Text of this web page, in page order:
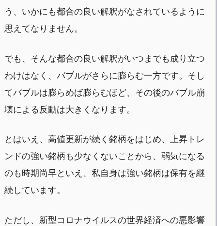
う、いかにも都合の良い解釈がなされているように
思えてなりません。
でも、そんな都合の良い解釈がいつまでも成り立つ
わけはなく、バブルがさらに膨らむ一方です。そし
てバブルは膨らめば膨らむほど、その後のバブル崩
壊による反動は大きくなります。
とはいえ、高値更新が続く銘柄をはじめ、上昇トレ
ンドの強い銘柄も少なくないことから、弱気になる
のも時期尚早といえ、私自身は強い銘柄は保有を継
続しています。
ただし、新型コロナウイルスの世界経済への悪影響